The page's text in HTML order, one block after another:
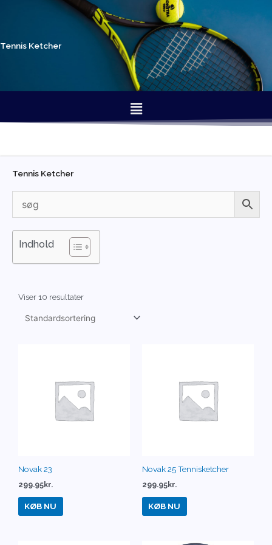
Tennis Ketcher
Menu
Tennis Ketcher
Indhold
Viser 10 resultater
Novak 23
299.95kr.
KØB NU
Novak 25 Tennisketcher
299.95kr.
KØB NU